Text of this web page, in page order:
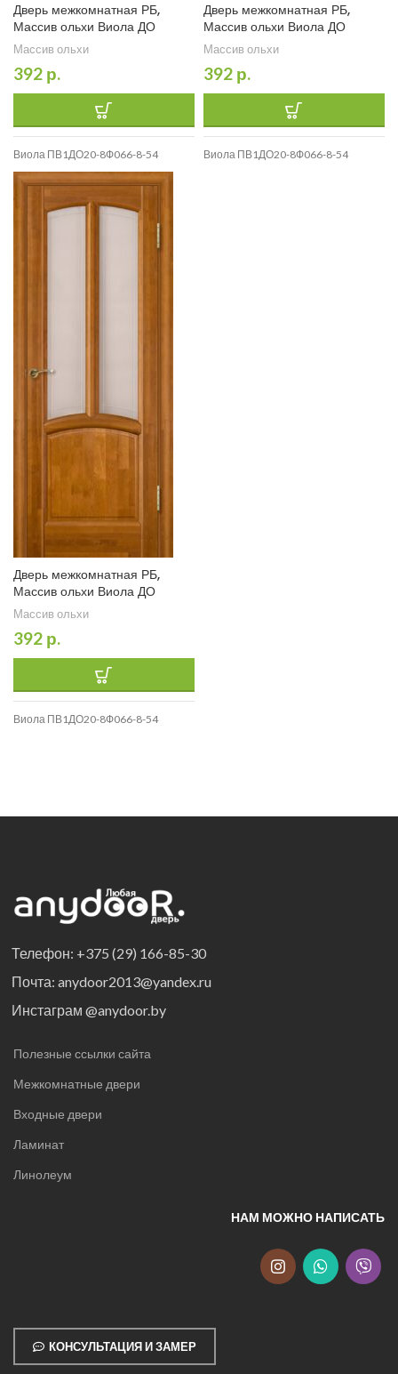
Дверь межкомнатная РБ,
Массив ольхи Виола ДО
Массив ольхи
392 р.
Виола ПВ1ДО20-8Ф066-8-54
Дверь межкомнатная РБ,
Массив ольхи Виола ДО
Массив ольхи
392 р.
Виола ПВ1ДО20-8Ф066-8-54
Дверь межкомнатная РБ,
Массив ольхи Виола ДО
Массив ольхи
392 р.
Виола ПВ1ДО20-8Ф066-8-54
Телефон: +375 (29) 166-85-30
Почта: anydoor2013@yandex.ru
Инстаграм @anydoor.by
Полезные ссылки сайта
Межкомнатные двери
Входные двери
Ламинат
Линолеум
НАМ МОЖНО НАПИСАТЬ
КОНСУЛЬТАЦИЯ И ЗАМЕР